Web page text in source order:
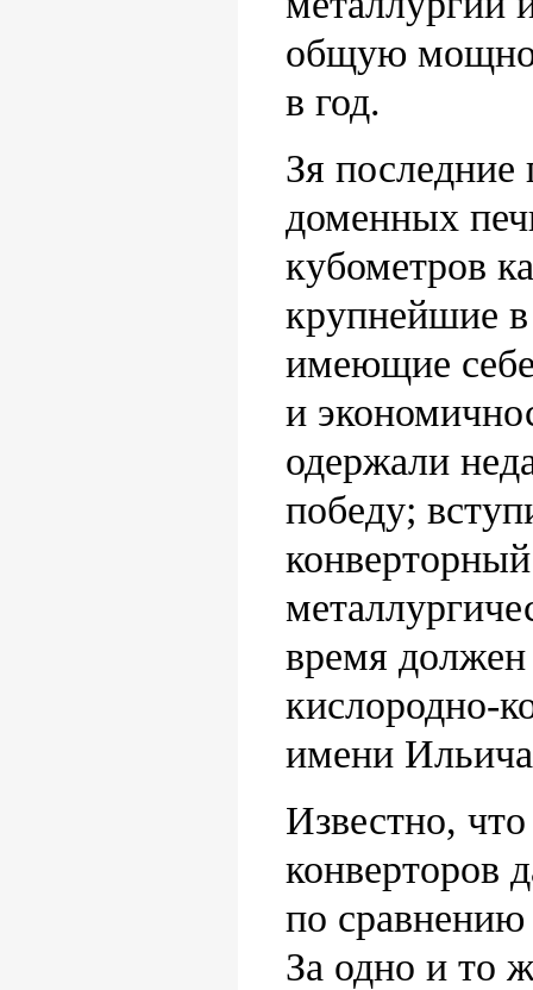
общую
в год.
Зя
доменных
кубометров
крупнейшие
имеющие
и
одержали
победу;
время должен
кислородно-
имени
Известно,
конверторов
по сравнению
За одно и то